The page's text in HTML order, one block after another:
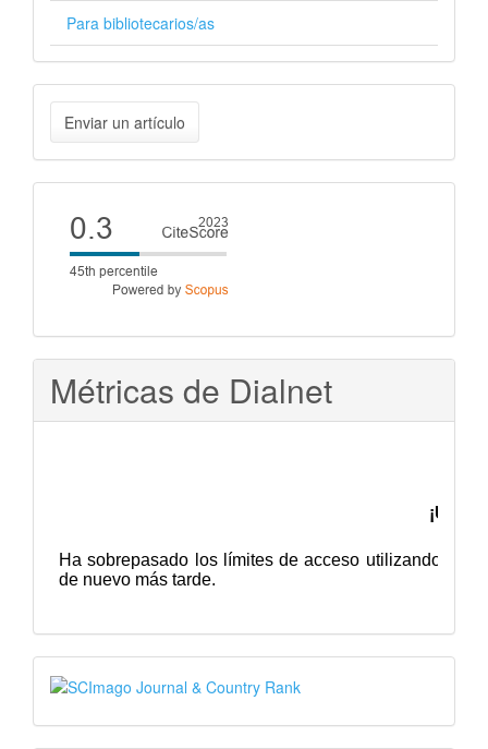
Para bibliotecarios/as
Enviar
un
artículo
Enviar un artículo
Cite
score
Métricas de Dialnet
SJR